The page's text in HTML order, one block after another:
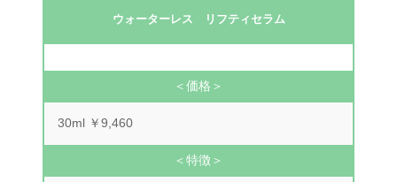
ウォーターレス リフティセラム
＜価格＞
30ml ￥9,460
＜特徴＞